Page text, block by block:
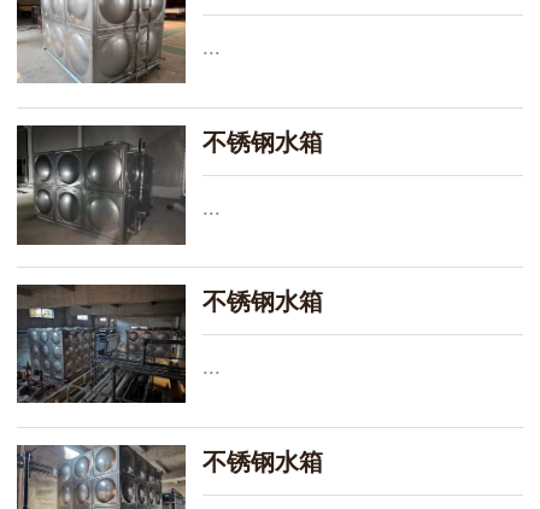
...
不锈钢水箱
...
不锈钢水箱
...
不锈钢水箱